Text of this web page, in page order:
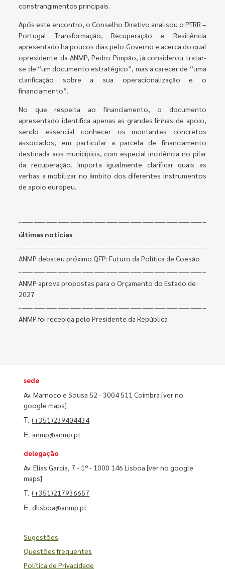
constrangimentos principais.
Após este encontro, o Conselho Diretivo analisou o PTRR –
Portugal Transformação, Recuperação e Resiliência
apresentado há poucos dias pelo Governo e acerca do qual
opresidente da ANMP, Pedro Pimpão, já considerou tratar-
se de “um documento estratégico”, mas a carecer de “uma
clarificação sobre a sua operacionalização e o
financiamento”.
No que respeita ao financiamento, o documento
apresentado identifica apenas as grandes linhas de apoio,
sendo essencial conhecer os montantes concretos
associados, em particular a parcela de financiamento
destinada aos municípios, com especial incidência no pilar
da recuperação. Importa igualmente clarificar quais as
verbas a mobilizar no âmbito dos diferentes instrumentos
de apoio europeu.
últimas notícias
ANMP debateu próximo QFP: Futuro da Política de Coesão
ANMP aprova propostas para o Orçamento do Estado de
2027
ANMP foi recebida pelo Presidente da República
sede
Av. Marnoco e Sousa 52 - 3004 511 Coimbra[ver no
google maps]
T.(+351)239404434
E. anmp@anmp.pt
delegação
Av. Elias Garcia, 7 - 1º - 1000 146 Lisboa[ver no google
maps]
T.(+351)217936657
E.dlisboa@anmp.pt
Sugestões
Questões frequentes
Política de Privacidade